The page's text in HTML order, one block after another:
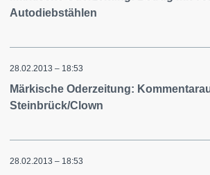
Autodiebstählen
28.02.2013 – 18:53
Märkische Oderzeitung:
Steinbrück/Clown
28.02.2013 – 18:53